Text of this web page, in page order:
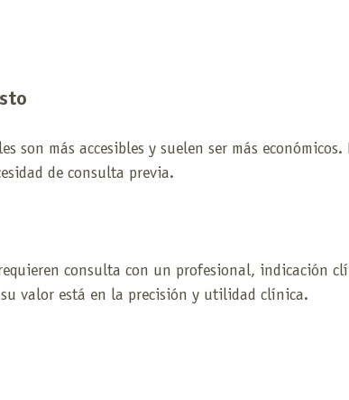
son más accesibles y suelen ser más
de consulta previa.
requieren consulta con un profesional, indicación
su valor está en la precisión y utilidad clínica.